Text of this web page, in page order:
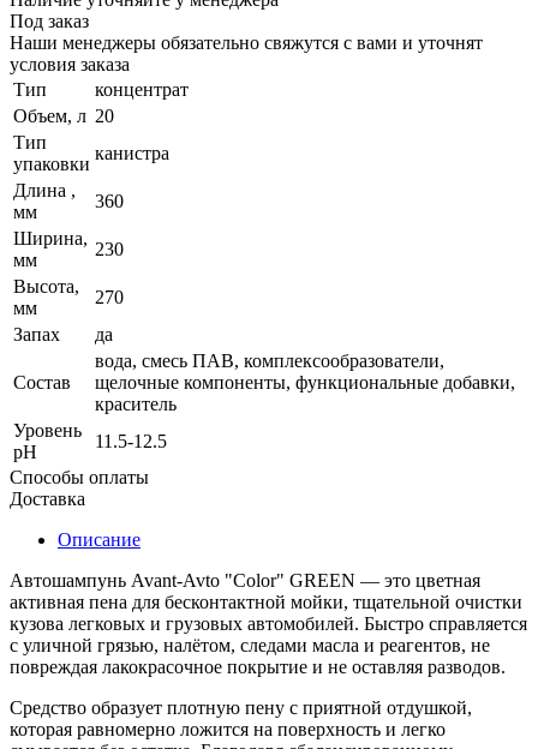
Под заказ
Наши менеджеры обязательно свяжутся с вами и уточнят
условия заказа
Тип
концентрат
Объем, л 20
Тип
упаковки
канистра
Длина ,
мм
360
Ширина,
мм
230
Высота,
мм
270
Запах
да
Состав
вода, смесь ПАВ, комплексообразователи,
щелочные компоненты, функциональные добавки,
краситель
Уровень
рН
11.5-12.5
Способы оплаты
Доставка
Описание
Автошампунь Avant-Avto "Color" GREEN — это цветная
активная пена для бесконтактной мойки, тщательной очистки
кузова легковых и грузовых автомобилей. Быстро справляется
с уличной грязью, налётом, следами масла и реагентов, не
повреждая лакокрасочное покрытие и не оставляя разводов.
Средство образует плотную пену с приятной отдушкой,
которая равномерно ложится на поверхность и легко